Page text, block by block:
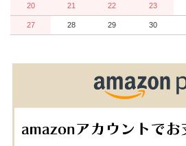
20 21 22 23
27 28 29 30